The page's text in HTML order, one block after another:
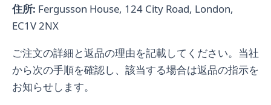
住所: Fergusson House, 124 City Road, London,
EC1V 2NX
ご注文の詳細と返品の理由を記載してください。当社
から次の手順を確認し、該当する場合は返品の指示を
お知らせします。